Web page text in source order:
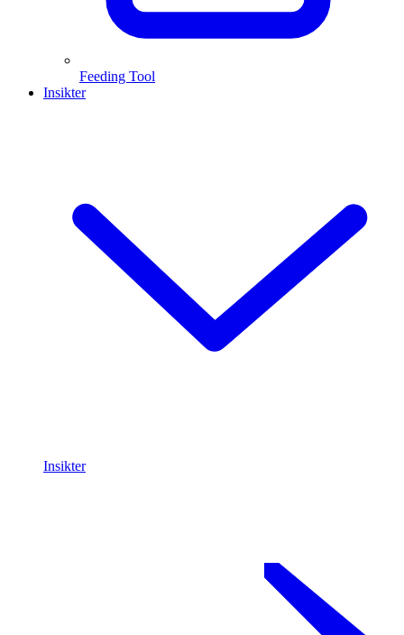
Feeding Tool
Insikter
Insikter